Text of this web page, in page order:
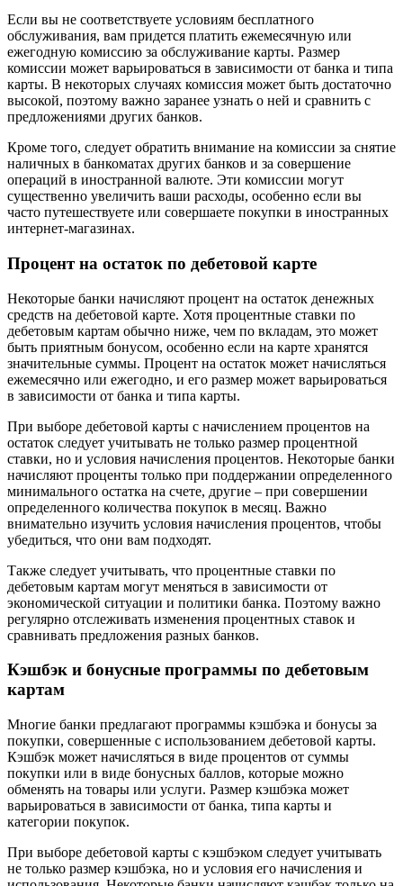
Если вы не соответствуете условиям бесплатного
обслуживания, вам придется платить ежемесячную или
ежегодную комиссию за обслуживание карты. Размер
комиссии может варьироваться в зависимости от банка и типа
карты. В некоторых случаях комиссия может быть достаточно
высокой, поэтому важно заранее узнать о ней и сравнить с
предложениями других банков.
Кроме того, следует обратить внимание на комиссии за снятие
наличных в банкоматах других банков и за совершение
операций в иностранной валюте. Эти комиссии могут
существенно увеличить ваши расходы, особенно если вы
часто путешествуете или совершаете покупки в иностранных
интернет-магазинах.
Процент на остаток по дебетовой карте
Некоторые банки начисляют процент на остаток денежных
средств на дебетовой карте. Хотя процентные ставки по
дебетовым картам обычно ниже, чем по вкладам, это может
быть приятным бонусом, особенно если на карте хранятся
значительные суммы. Процент на остаток может начисляться
ежемесячно или ежегодно, и его размер может варьироваться
в зависимости от банка и типа карты.
При выборе дебетовой карты с начислением процентов на
остаток следует учитывать не только размер процентной
ставки, но и условия начисления процентов. Некоторые банки
начисляют проценты только при поддержании определенного
минимального остатка на счете, другие – при совершении
определенного количества покупок в месяц. Важно
внимательно изучить условия начисления процентов, чтобы
убедиться, что они вам подходят.
Также следует учитывать, что процентные ставки по
дебетовым картам могут меняться в зависимости от
экономической ситуации и политики банка. Поэтому важно
регулярно отслеживать изменения процентных ставок и
сравнивать предложения разных банков.
Кэшбэк и бонусные программы по дебетовым
картам
Многие банки предлагают программы кэшбэка и бонусы за
покупки, совершенные с использованием дебетовой карты.
Кэшбэк может начисляться в виде процентов от суммы
покупки или в виде бонусных баллов, которые можно
обменять на товары или услуги. Размер кэшбэка может
варьироваться в зависимости от банка, типа карты и
категории покупок.
При выборе дебетовой карты с кэшбэком следует учитывать
не только размер кэшбэка, но и условия его начисления и